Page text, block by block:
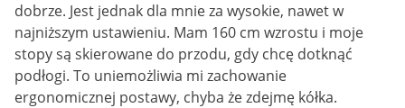
dobrze. Jest jednak dla mnie za wysokie, nawet w
najniższym ustawieniu. Mam 160 cm wzrostu i moje
stopy są skierowane do przodu, gdy chcę dotknąć
podłogi. To uniemożliwia mi zachowanie
ergonomicznej postawy, chyba że zdejmę kółka.